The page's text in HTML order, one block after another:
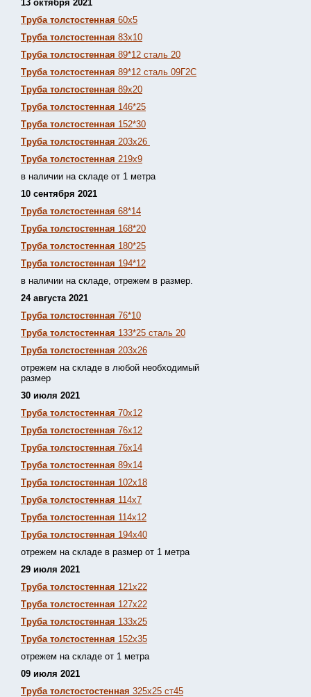
13 октября 2021
Труба толстостенная 60х5
Труба толстостенная 83х10
Труба толстостенная 89*12 сталь 20
Труба толстостенная 89*12 сталь 09Г2С
Труба толстостенная 89х20
Труба толстостенная 146*25
Труба толстостенная 152*30
Труба толстостенная 203х26
Труба толстостенная 219х9
в наличии на складе от 1 метра
10 сентября 2021
Труба толстостенная 68*14
Труба толстостенная 168*20
Труба толстостенная 180*25
Труба толстостенная 194*12
в наличии на складе, отрежем в размер.
24 августа 2021
Труба толстостенная 76*10
Труба толстостенная 133*25 сталь 20
Труба толстостенная 203х26
отрежем на складе в любой необходимый
размер
30 июля 2021
Труба толстостенная 70х12
Труба толстостенная 76х12
Труба толстостенная 76х14
Труба толстостенная 89х14
Труба толстостенная 102х18
Труба толстостенная 114х7
Труба толстостенная 114х12
Труба толстостенная 194х40
отрежем на складе в размер от 1 метра
29 июля 2021
Труба толстостенная 121х22
Труба толстостенная 127х22
Труба толстостенная 133х25
Труба толстостенная 152х35
отрежем на складе от 1 метра
09 июля 2021
Труба толстостостенная 325х25 ст45